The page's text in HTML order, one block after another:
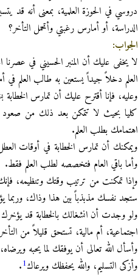
دروسي في الحوزة العلمية، بمعنى أنه قد
الدراسة، أو أمارس رغبتي وأتحمل التأخر؟
الجواب:
لا يخفى عليك أن المنبر الحسيني في عصرنا
العلم دخلاً جيداً يستعين به طالب العلم
وعليه، فإنا أقترح عليك أن تمارس
كليا بحيث لا تتمكن بعد ذلك من صعود
اهتمامك بطلب العلم.
ويمكنك أن تمارس الخطابة في أوقات
وأما باقي العام فتخصصه لطلب العلم فقط.
وإذا تمكنت من ترتيب وقتك وتنظيمه،
ستجد نفسك مذبذباً بين هذا وذاك،
ولو وجدت أن انشغالك بالخطابة قد يؤخرك
اجتماعية، أم مالية، تستحق قليلاً من
وأسأل الله تعالى أن يوفقك لما يحبه
وأزكى التسليم، والله يحفظك ويرعاك1
.